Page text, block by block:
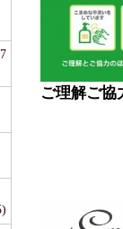
ご理解ご協